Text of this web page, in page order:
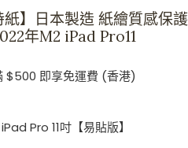
】日本製造 紙繪質感保護
年M2 iPad Pro11
$500 即享免運費 (香港)
Pro 11吋【易貼版】